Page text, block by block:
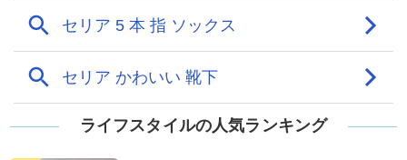
ライフスタイルの人気ランキング